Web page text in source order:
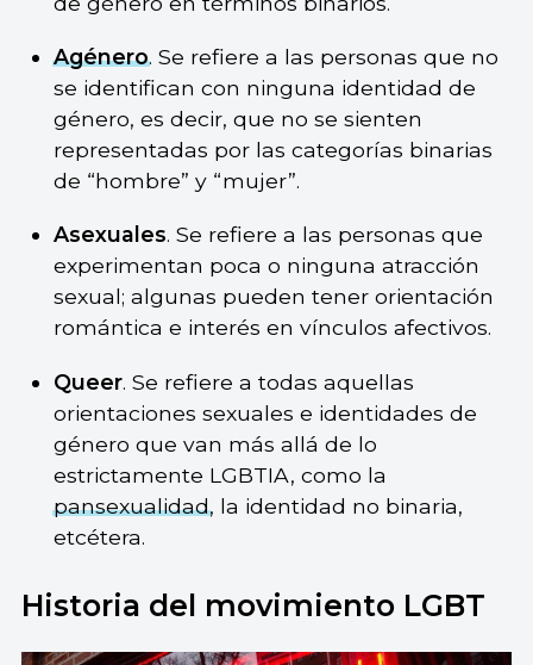
Agénero. Se refiere a las personas que no
se identifican con ninguna identidad de
género, es decir, que no se sienten
representadas por las categorías binarias
de “hombre” y “mujer”.
Asexuales. Se refiere a las personas que
experimentan poca o ninguna atracción
sexual; algunas pueden tener orientación
romántica e interés en vínculos afectivos.
Queer. Se refiere a todas aquellas
orientaciones sexuales e identidades de
género que van más allá de lo
estrictamente LGBTIA, como la
pansexualidad, la identidad no binaria,
etcétera.
Historia del movimiento LGBT